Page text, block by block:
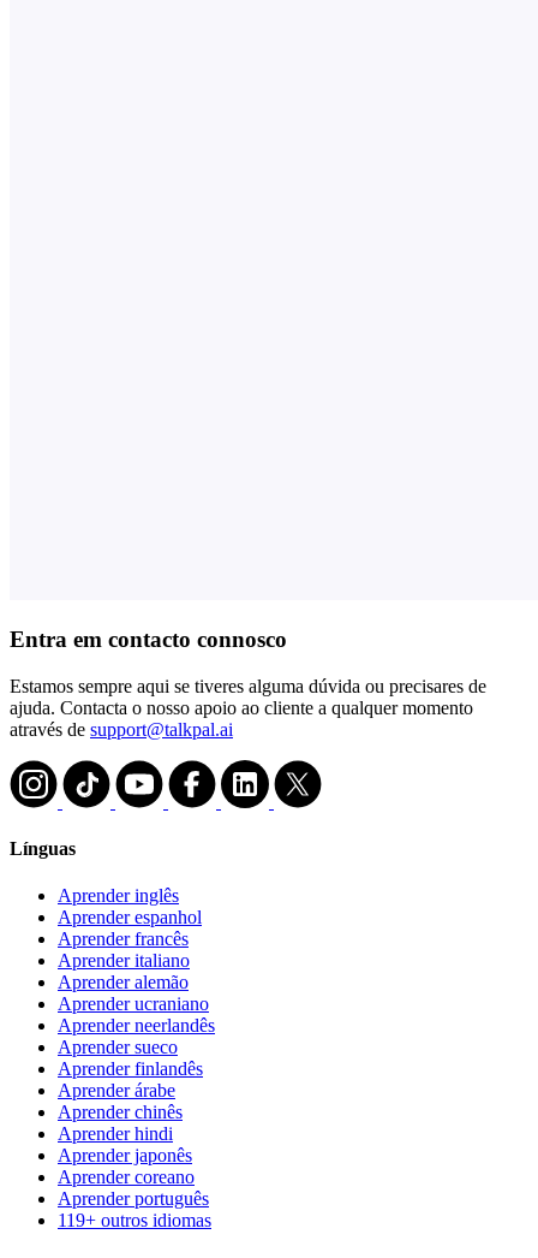
Entra em contacto connosco
Estamos sempre aqui se tiveres alguma dúvida ou precisares de
ajuda. Contacta o nosso apoio ao cliente a qualquer momento
através de support@talkpal.ai
Línguas
Aprender inglês
Aprender espanhol
Aprender francês
Aprender italiano
Aprender alemão
Aprender ucraniano
Aprender neerlandês
Aprender sueco
Aprender finlandês
Aprender árabe
Aprender chinês
Aprender hindi
Aprender japonês
Aprender coreano
Aprender português
119+ outros idiomas